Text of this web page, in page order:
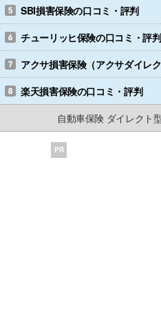
SBI損害保険の口コミ・評判
チューリッヒ保険の口コミ・評判
アクサ損害保険（アクサダイレク
楽天損害保険の口コミ・評判
自動車保険 ダイレクト
PR